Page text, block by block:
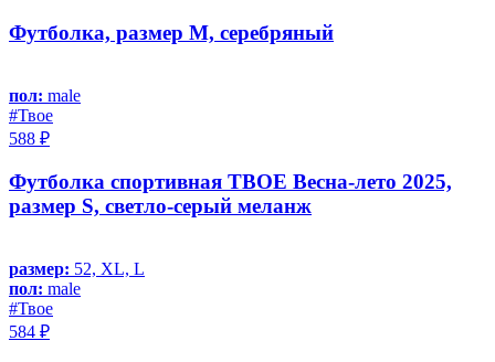
Футболка, размер M, серебряный
пол: male
#Твое
588 ₽
Футболка спортивная ТВОЕ Весна-лето 2025,
размер S, светло-серый меланж
размер: 52, XL, L
пол: male
#Твое
584 ₽